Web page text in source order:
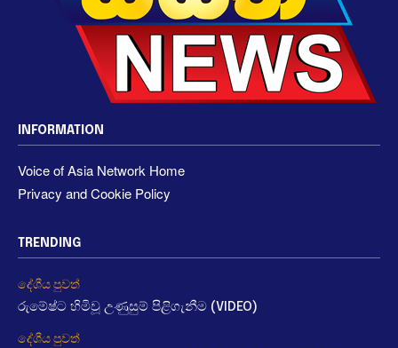
INFORMATION
Voice of Asia Network Home
Privacy and Cookie Policy
TRENDING
දේශීය පුවත්
රුමේෂ්ට හිමිවූ උණුසුම් පිළිගැනීම (VIDEO)
දේශීය පුවත්